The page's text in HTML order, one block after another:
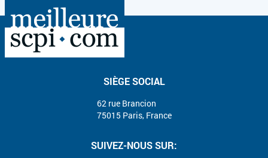
SIÈGE SOCIAL
62 rue Brancion
75015 Paris, France
SUIVEZ-NOUS SUR: